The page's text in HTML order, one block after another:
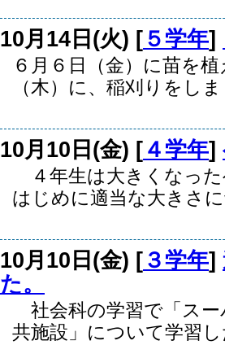
10月14日(火) [５学年]
６月６日（金）に苗を
（木）に、稲刈りをし
10月10日(金) [４学年]
４年生は大きくなっ
はじめに適当な大きさ
10月10日(金) [３学年]
た。
社会科の学習で「スー
共施設」について学習